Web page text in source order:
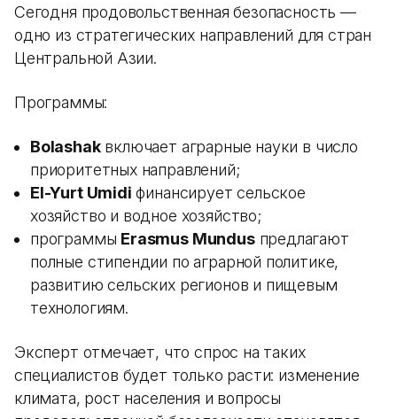
Сегодня продовольственная безопасность —
одно из стратегических направлений для стран
Центральной Азии.
Программы:
Bolashakвключает аграрные науки в число
приоритетных направлений;
El-Yurt Umidi финансирует сельское
хозяйство и водное хозяйство;
программы Erasmus Mundusпредлагают
полные стипендии по аграрной политике,
развитию сельских регионов и пищевым
технологиям.
Эксперт отмечает, что спрос на таких
специалистов будет только расти: изменение
климата, рост населения и вопросы